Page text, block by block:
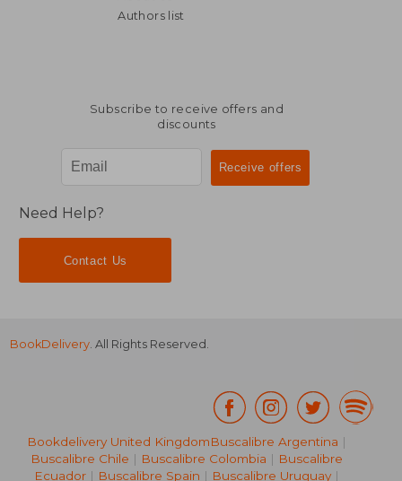
Authors list
Subscribe to receive offers and
discounts
Need Help?
Contact Us
BookDelivery. All Rights Reserved.
Bookdelivery United KingdomBuscalibre Argentina |
Buscalibre Chile | Buscalibre Colombia | Buscalibre
Ecuador | Buscalibre Spain | Buscalibre Uruguay |